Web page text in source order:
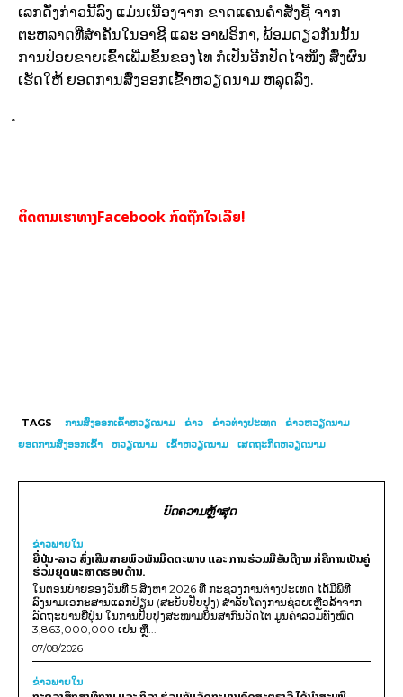
ເລກດັ່ງກ່າວນີ້ລົງ ແມ່ນເນື່ອງຈາກ ຂາດແຄນຄຳສັ່ງຊື້ ຈາກ
ຕະຫລາດທີ່ສຳຄັນໃນອາຊີ ແລະ ອາຟຣິກາ, ພ້ອມດຽວກັນນັ້ນ
ການປ່ອຍຂາຍເຂົ້າເພີ່ມຂຶ້ນຂອງໄທ ກໍເປັນອີກປັດໄຈໜຶ່ງ ສົ່ງຜົນ
ເຮັດໃຫ້ ຍອດການສົ່ງອອກເຂົ້າຫວຽດນາມ ຫລຸດລົງ.
ຕິດຕາມເຮາທາງFacebook ກົດຖືກໃຈເລີຍ!
TAGS ການສົ່ງອອກເຂົ້າຫວຽດນາມ ຂ່າວ ຂ່າວ​ຕ່າງ​ປະເທດ
ຂ່າວຫວຽດນາມ
ຍອດການສົ່ງອອກເຂົ້າ
ຫວຽດນາມ ເຂົ້າຫວຽດນາມ ເສດຖະກິດຫວຽດນາມ
ບົດຄວາມຫຼ້າສຸດ
ຂ່າວພາຍ​ໃນ
ຍີ່ປຸ່ນ-ລາວ ສົ່ງເສີມສາຍພົວພັນມິດຕະພາບ ແລະ ການຮ່ວມມືອັນດີງາມ ກໍຄືການເປັນຄູ່
ຮ່ວມຍຸດທະສາດຮອບດ້ານ.
ໃນຕອນບ່າຍຂອງວັນທີ 5 ສິງຫາ 2026 ທີ່ ກະຊວງການຕ່າງປະເທດ ໄດ້ມີພິທີ
ລົງນາມເອກະສານແລກປ່ຽນ (ສະບັບປັບປຸງ) ສໍາລັບໂຄງການຊ່ວຍເຫຼືອລ້າຈາກ
ລັດຖະບານຍີ່ປຸ່ນ ໃນການປັບປຸງສະໜາມບິນສາກົນວັດໄຕ ມູນຄ່າລວມທັງໝົດ
3,863,000,000 ເຢນ ຫຼື...
07/08/2026
ຂ່າວພາຍ​ໃນ